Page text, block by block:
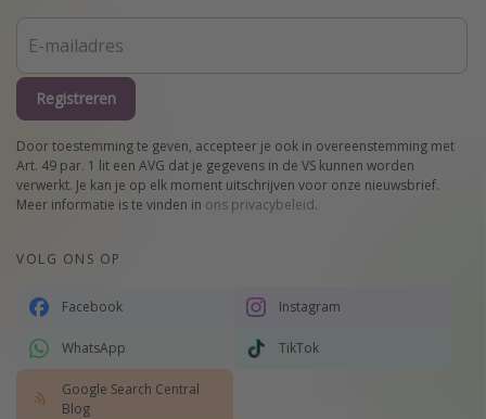
Registreren
Door toestemming te geven, accepteer je ook in overeenstemming met
Art. 49 par. 1 lit een AVG dat je gegevens in de VS kunnen worden
verwerkt. Je kan je op elk moment uitschrijven voor onze nieuwsbrief.
Meer informatie is te vinden in ons privacybeleid.
VOLG ONS OP
Facebook Instagram
WhatsApp TikTok
Google Search Central
Blog